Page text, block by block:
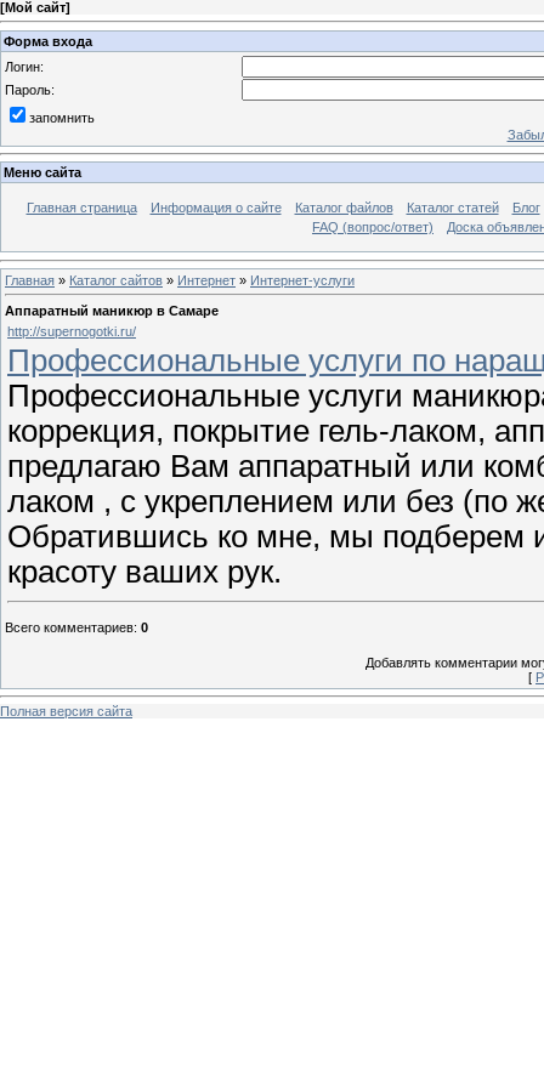
[Мой сайт]
Форма входа
Логин:
Пароль:
запомнить
Меню сайта
Главная страница Информация о сайте Каталог файлов Каталог статей
Блог
FAQ (вопрос/ответ)
Доска
Главная » Каталог сайтов » Интернет » Интернет-услуги
Аппаратный маникюр в Самаре
http://supernogotki.ru/
Профессиональные услуги по
Профессиональные услуги
коррекция, покрытие гель-лаком,
предлагаю Вам аппаратный или
лаком , с укреплением или без (по
Обратившись ко мне, мы подберем
красоту ваших рук.
Всего комментариев: 0
Добавлять комментарии
[
Полная версия сайта